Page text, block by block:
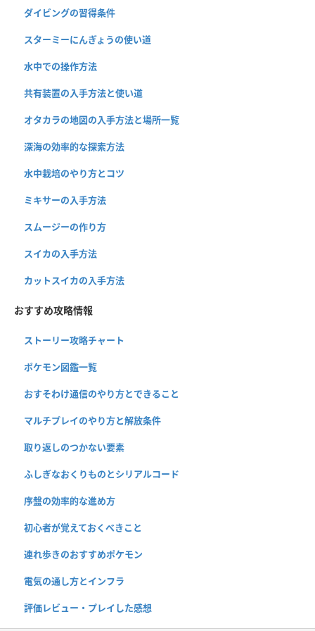
ダイビングの習得条件
スターミーにんぎょうの使い道
水中での操作方法
共有装置の入手方法と使い道
オタカラの地図の入手方法と場所一覧
深海の効率的な探索方法
水中栽培のやり方とコツ
ミキサーの入手方法
スムージーの作り方
スイカの入手方法
カットスイカの入手方法
おすすめ攻略情報
ストーリー攻略チャート
ポケモン図鑑一覧
おすそわけ通信のやり方とできること
マルチプレイのやり方と解放条件
取り返しのつかない要素
ふしぎなおくりものとシリアルコード
序盤の効率的な進め方
初心者が覚えておくべきこと
連れ歩きのおすすめポケモン
電気の通し方とインフラ
評価レビュー・プレイした感想